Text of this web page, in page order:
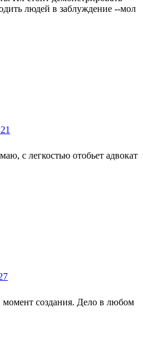
людей в заблуждение --мол
с легкостью отобьет адвокат
момент создания. Дело в любом